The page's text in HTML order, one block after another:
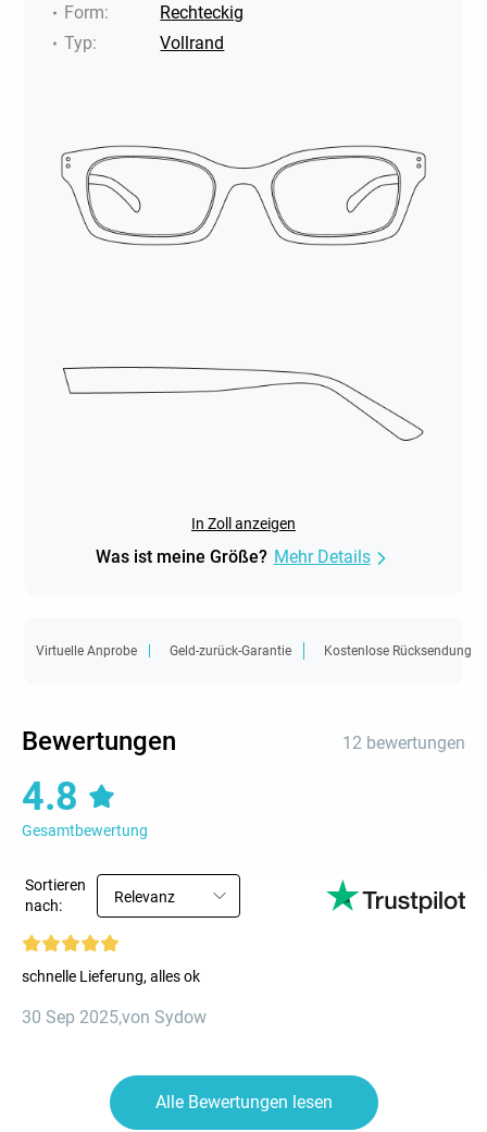
Form:
Rechteckig
Typ: Vollrand
In Zoll anzeigen
Was ist meine Größe? Mehr Details
Virtuelle Anprobe Geld-zurück-Garantie Kostenlose Rücksendung
Bewertungen 12 bewertungen
4.8
Gesamtbewertung
Sortieren
nach:
Relevanz
schnelle Lieferung, alles ok
30 Sep 2025,von Sydow
Alle Bewertungen lesen